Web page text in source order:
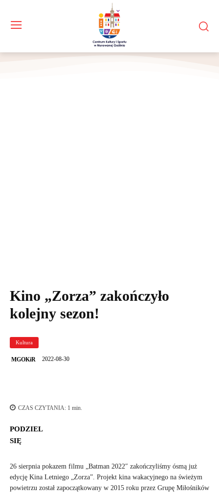
Kino „Zorza” zakończyło
kolejny sezon!
Kultura
MGOKiR 2022-08-30
CZAS CZYTANIA: 1 min.
PODZIEL
SIĘ
26 sierpnia pokazem filmu „Batman 2022″ zakończyliśmy ósmą już
edycję Kina Letniego „Zorza”. Projekt kina wakacyjnego na świeżym
powietrzu został zapoczątkowany w 2015 roku przez Grupę Miłośników